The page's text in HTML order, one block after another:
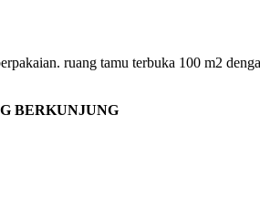
ruang tamu terbuka 100 m2
BERKUNJUNG